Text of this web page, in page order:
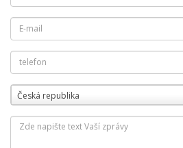
Česká republika